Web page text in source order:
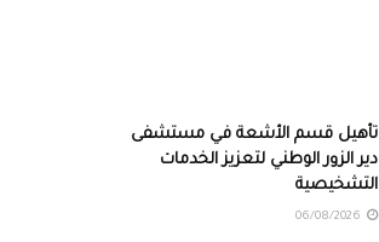
تأهيل قسم الأشعة في مستشفى
دير الزور الوطني لتعزيز الخدمات
التشخيصية